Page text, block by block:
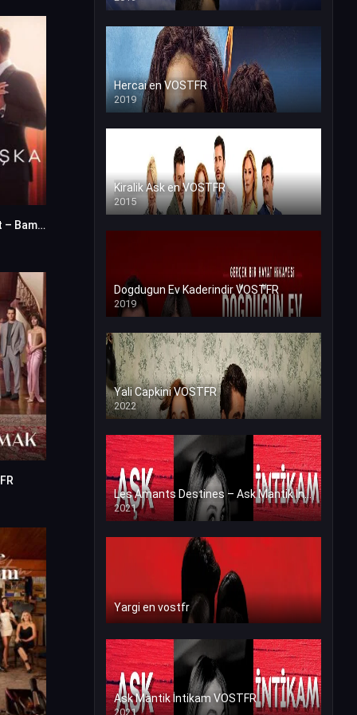
0Un Homme a Part – Bambaska Biri en VF (Voix Francaise)
Hercai en VOSTFR
2019
Kiralik Ask en VOSTFR
2015
Dogdugun Ev Kaderindir VOSTFR
2019
Yali Capkini VOSTFR
2022
Les Amants Destines – Ask Mantik İntikam en VF (Voix Francaise)
2021
Yargi en vostfr
Ask Mantik İntikam VOSTFR
2021